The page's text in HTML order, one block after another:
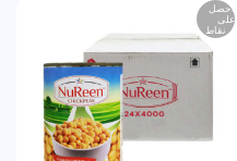
احصل
على
نقاط